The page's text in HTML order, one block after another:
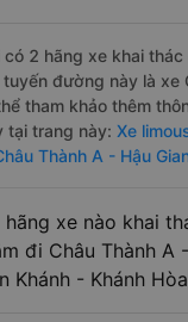
có 2 hãng xe khai
đường này là xe
tham khảo thêm
tại trang này: Xe
Thành A - Hậu
hãng xe nào khai
đi Châu Thành A
Khánh - Khánh